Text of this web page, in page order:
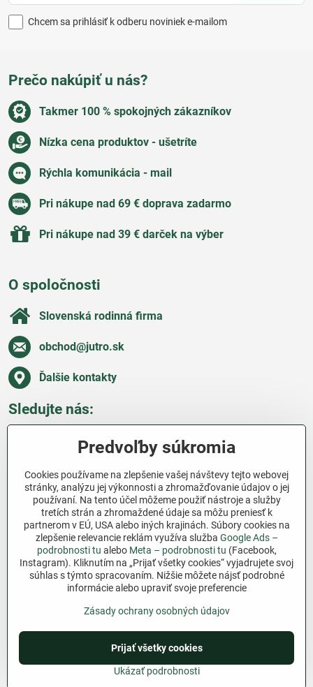
Chcem sa prihlásiť k odberu noviniek e-mailom
Prečo nakúpiť u nás?
Takmer 100 % spokojných zákazníkov
Nízka cena produktov - ušetríte
Rýchla komunikácia - mail
Pri nákupe nad 69 € doprava zadarmo
Pri nákupe nad 39 € darček na výber
O spoločnosti
Slovenská rodinná firma
obchod​@jutro​.sk
Ďalšie kontakty
Sledujte nás:
Všetko o nákupe
Ďakujeme za podporu
Sme slovenský e-shop bez dotácií​. Fungujeme len
vďaka vám – ľuďom, ktorí veria v poctivú prácu a
lásku k pôde​. Každý nákup na Jutro​.sk nám pomáha
pokračovať v tom, čo má zmysel – pomáhať
záhradkárom zadarmo a srdcom​.
©2026Copyright
Predvoľby súkromiaZásady ochrany osobných údajov
Podmienky používania
Vytvorené pomocou:BiznisWeb.sk
Predvoľby súkromia
Cookies používame na zlepšenie vašej návštevy tejto webovej
stránky, analýzu jej výkonnosti a zhromažďovanie údajov o jej
používaní. Na tento účel môžeme použiť nástroje a služby
tretích strán a zhromaždené údaje sa môžu preniesť k
partnerom v EÚ, USA alebo iných krajinách. Súbory cookies na
zlepšenie relevancie reklám využíva služba Google Ads –
podrobnosti tu alebo Meta – podrobnosti tu (Facebook,
Instagram). Kliknutím na „Prijať všetky cookies“ vyjadrujete svoj
súhlas s týmto spracovaním. Nižšie môžete nájsť podrobné
informácie alebo upraviť svoje preferencie
Zásady ochrany osobných údajov
Ukázať podrobnosti
Prijať všetky cookies